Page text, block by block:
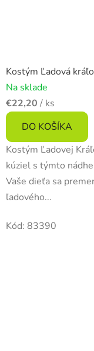
Kostým Ľadová
Na sklade
€22,20 / ks
DO KOŠÍKA
Kostým Ľadovej
kúziel s týmto
Vaše dieťa sa
ľadového...
Kód: 83390